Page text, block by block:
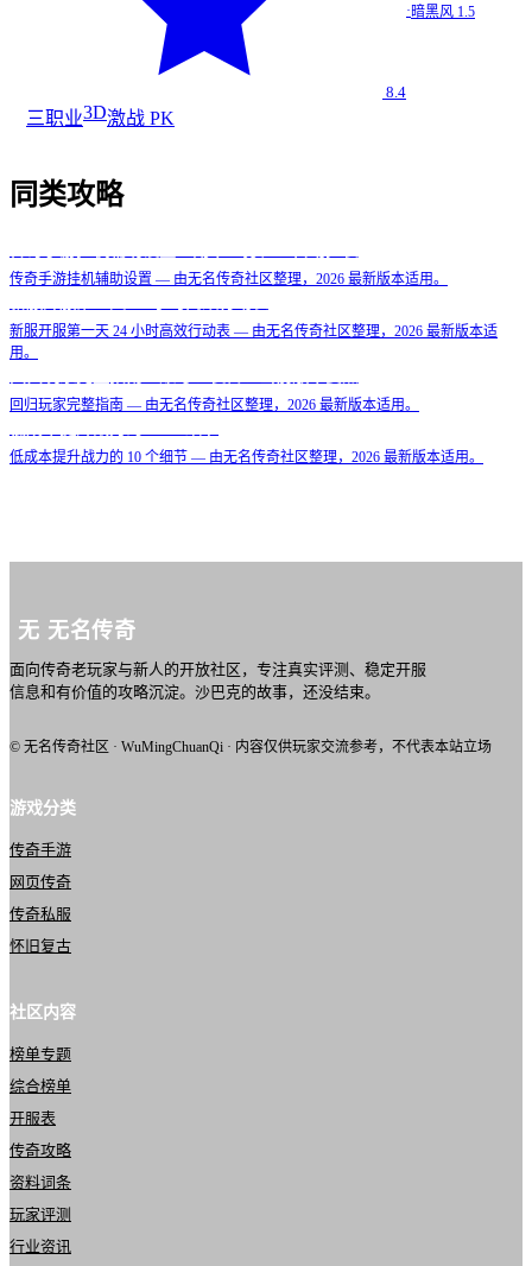
8.4
·暗黑风 1.5
三职业3D激战 PK
同类攻略
传奇手游挂机辅助设置 — 由无名传奇社区整理，2026 最新版本适用。
新服开服第一天 24 小时高效行动表 — 由无名传奇社区整理，2026 最新版本适
用。
回归玩家完整指南 — 由无名传奇社区整理，2026 最新版本适用。
低成本提升战力的 10 个细节 — 由无名传奇社区整理，2026 最新版本适用。
无 无名传奇
面向传奇老玩家与新人的开放社区，专注真实评测、稳定开服
信息和有价值的攻略沉淀。沙巴克的故事，还没结束。
© 无名传奇社区 · WuMingChuanQi · 内容仅供玩家交流参考，不代表本站立场
游戏分类
传奇手游
网页传奇
传奇私服
怀旧复古
社区内容
榜单专题
综合榜单
开服表
传奇攻略
资料词条
玩家评测
行业资讯